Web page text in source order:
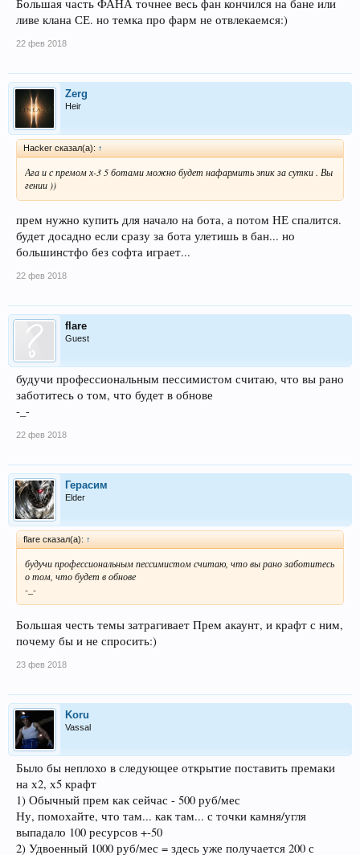
Большая часть ФАНА точнее весь фан кончился на бане или
ливе клана СЕ. но темка про фарм не отвлекаемся:)
22 фев 2018
Zerg
Heir
Hacker сказал(а): ↑
Ага и с премом х-3 5 ботами можно будет нафармить эпик за сутки . Вы
гении ))
прем нужно купить для начало на бота, а потом НЕ спалится.
будет досадно если сразу за бота улетишь в бан... но
большинстфо без софта играет...
22 фев 2018
flare
Guest
будучи профессиональным пессимистом считаю, что вы рано
заботитесь о том, что будет в обнове
-_-
22 фев 2018
Герасим
Elder
flare сказал(а): ↑
будучи профессиональным пессимистом считаю, что вы рано заботитесь
о том, что будет в обнове
-_-
Большая честь темы затрагивает Прем акаунт, и крафт с ним,
почему бы и не спросить:)
23 фев 2018
Koru
Vassal
Было бы неплохо в следующее открытие поставить премаки
на х2, х5 крафт
1) Обычный прем как сейчас - 500 руб/мес
Ну, помохайте, что там... как там... с точки камня/угля
выпадало 100 ресурсов +-50
2) Удвоенный 1000 руб/мес = здесь уже получается 200 с